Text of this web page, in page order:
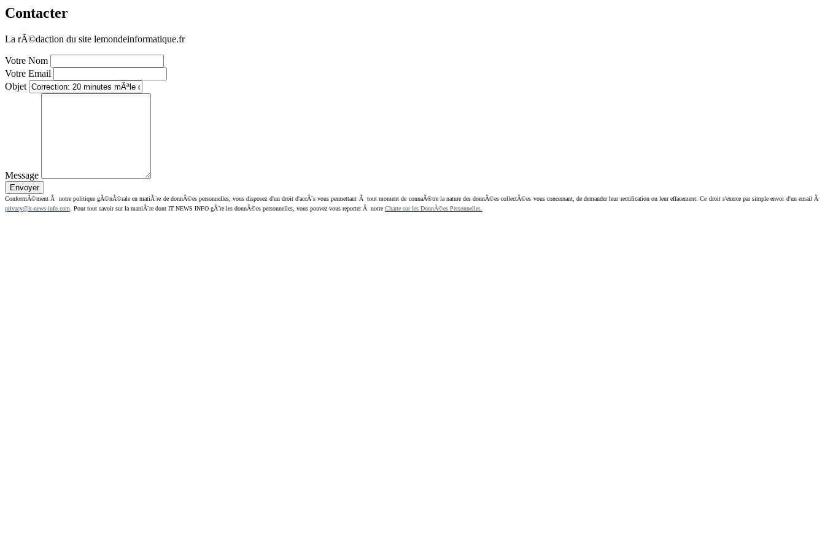
Contacter
La rÃ©daction du site lemondeinformatique.fr
Votre Nom
Votre Email
Objet
Message
ConformÃ©ment Ã notre politique gÃ©nÃ©rale en matiÃ¨re de donnÃ©es personnelles, vous disposez d'un droit d'accÃ¨s vous permettant Ã tout moment de connaÃ®tre la nature des donnÃ©es collectÃ©es vous concernant, de demander leur rectification ou leur effacement. Ce droit s'exerce par simple envoi d'un email Ã
privacy@it-news-info.com . Pour tout savoir sur la maniÃ¨re dont IT NEWS INFO gÃ¨re les donnÃ©es personnelles, vous pouvez vous reporter Ã notre Charte sur les DonnÃ©es Personnelles.